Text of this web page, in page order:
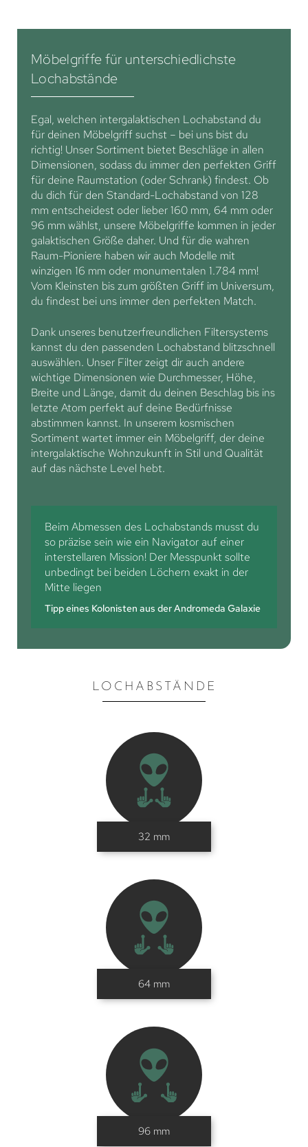
Möbelgriffe für unterschiedlichste
Lochabstände
Egal, welchen intergalaktischen Lochabstand du
für deinen Möbelgriff suchst – bei uns bist du
richtig! Unser Sortiment bietet Beschläge in allen
Dimensionen, sodass du immer den perfekten Griff
für deine Raumstation (oder Schrank) findest. Ob
du dich für den Standard-Lochabstand von 128
mm entscheidest oder lieber 160 mm, 64 mm oder
96 mm wählst, unsere Möbelgriffe kommen in jeder
galaktischen Größe daher. Und für die wahren
Raum-Pioniere haben wir auch Modelle mit
winzigen 16 mm oder monumentalen 1.784 mm!
Vom Kleinsten bis zum größten Griff im Universum,
du findest bei uns immer den perfekten Match.
Dank unseres benutzerfreundlichen Filtersystems
kannst du den passenden Lochabstand blitzschnell
auswählen. Unser Filter zeigt dir auch andere
wichtige Dimensionen wie Durchmesser, Höhe,
Breite und Länge, damit du deinen Beschlag bis ins
letzte Atom perfekt auf deine Bedürfnisse
abstimmen kannst. In unserem kosmischen
Sortiment wartet immer ein Möbelgriff, der deine
intergalaktische Wohnzukunft in Stil und Qualität
auf das nächste Level hebt.
Beim Abmessen des Lochabstands musst du
so präzise sein wie ein Navigator auf einer
interstellaren Mission! Der Messpunkt sollte
unbedingt bei beiden Löchern exakt in der
Mitte liegen
Tipp eines Kolonisten aus der Andromeda Galaxie
LOCHABSTÄNDE
32 mm
64 mm
96 mm